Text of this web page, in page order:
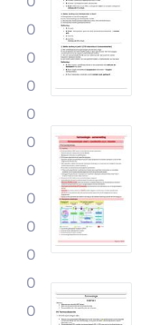
0
0
0
0
0
0
0
0
0
0
0